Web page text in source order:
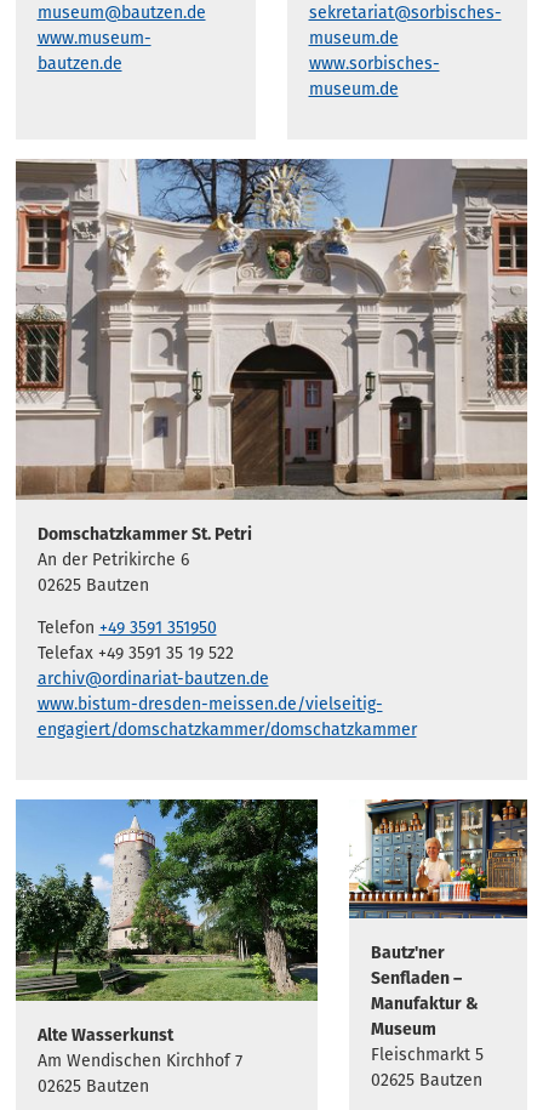
museum@bautzen.de
www.museum-
bautzen.de
sekretariat@sorbisches-
museum.de
www.sorbisches-
museum.de
Domschatzkammer St. Petri
An der Petrikirche 6
02625 Bautzen
Telefon +49 3591 351950
Telefax +49 3591 35 19 522
archiv@ordinariat-bautzen.de
www.bistum-dresden-meissen.de/vielseitig-
engagiert/domschatzkammer/domschatzkammer
Alte Wasserkunst
Am Wendischen Kirchhof 7
02625 Bautzen
Bautz'ner
Senfladen –
Manufaktur &
Museum
Fleischmarkt 5
02625 Bautzen